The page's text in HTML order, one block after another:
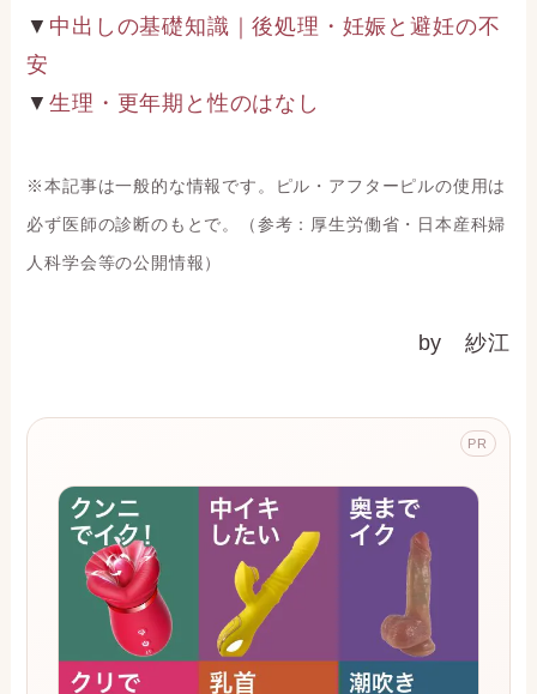
▼ 中出しの基礎知識｜後処理・妊娠と避妊の不
安
▼生理・更年期と性のはなし
※本記事は一般的な情報です。ピル・アフターピルの使用は
必ず医師の診断のもとで。（参考：厚生労働省・日本産科婦
人科学会等の公開情報）
by 紗江
PR